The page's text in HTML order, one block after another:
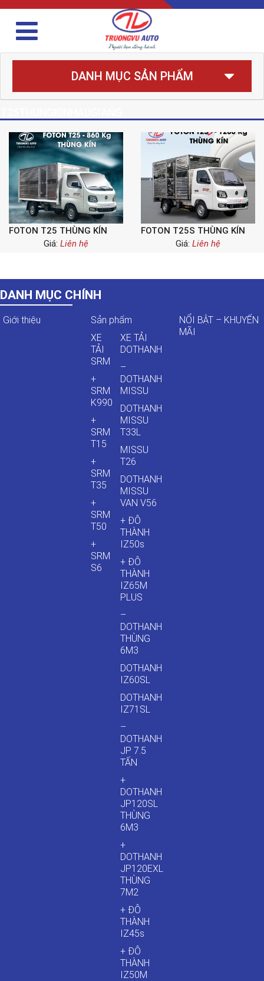
DANH MỤC SẢN PHẨM
FOTON T25 THÙNG KÍN
Giá: Liên hệ
FOTON T25S THÙNG KÍN
Giá: Liên hệ
DANH MỤC CHÍNH
Giới thiệu
Sản phẩm
XE
TẢI
SRM
+
SRM
K990
+
SRM
T15
+
SRM
T35
+
SRM
T50
+
SRM
S6
XE TẢI
DOTHANH
–
DOTHANH
MISSU
DOTHANH
MISSU
T33L
MISSU
T26
DOTHANH
MISSU
VAN V56
+ ĐÔ
THÀNH
IZ50s
+ ĐÔ
THÀNH
IZ65M
PLUS
–
DOTHANH
THÙNG
6M3
DOTHANH
IZ60SL
DOTHANH
IZ71SL
–
DOTHANH
JP 7.5
TẤN
+
DOTHANH
JP120SL
THÙNG
6M3
+
DOTHANH
JP120EXL
THÙNG
7M2
+ ĐÔ
THÀNH
IZ45s
+ ĐÔ
THÀNH
IZ50M
NỔI BẬT – KHUYẾN
MÃI